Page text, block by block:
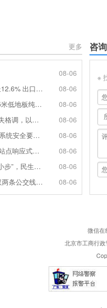
更多
08-06
福田汽车7月销量同比增长12.6% 出口劲增90.7%
08-06
奇瑞万达批量交付36台8.5米低地板纯电公交
08-06
创维鸿途·客运版 | 满座不失格调，以舒适定义移动会客厅
08-06
《智能网联汽车 自动驾驶系统安全要求》强制性国家标准正式发布！
08-06
南宁｜64路、111路升级“站点响应式停靠”
08-06
贵州｜大方801路公交“一小步”，民生幸福“一大步”
08-06
单程能省8至12分钟，武汉两条公交线路试点“按需停靠”
08-06
咨
※
微信在
北京市工商行